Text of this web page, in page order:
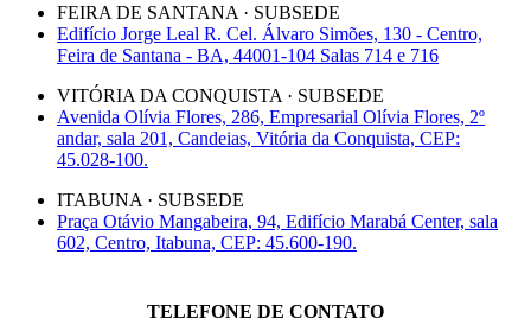
FEIRA DE SANTANA · SUBSEDE
Edifício Jorge Leal R. Cel. Álvaro Simões, 130 - Centro,
Feira de Santana - BA, 44001-104 Salas 714 e 716
VITÓRIA DA CONQUISTA · SUBSEDE
Avenida Olívia Flores, 286, Empresarial Olívia Flores, 2º
andar, sala 201, Candeias, Vitória da Conquista, CEP:
45.028-100.
ITABUNA · SUBSEDE
Praça Otávio Mangabeira, 94, Edifício Marabá Center, sala
602, Centro, Itabuna, CEP: 45.600-190.
TELEFONE DE CONTATO